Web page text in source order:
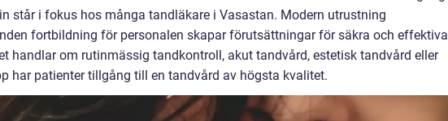
står i fokus hos många tandläkare i Vasastan. Modern utrustning
fortbildning för personalen skapar förutsättningar för säkra och effektiva
handlar om rutinmässig tandkontroll, akut tandvård, estetisk tandvård eller
har patienter tillgång till en tandvård av högsta kvalitet.